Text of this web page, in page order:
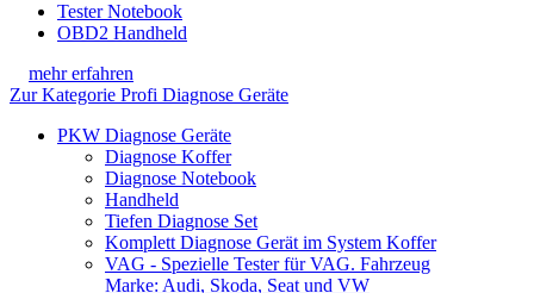
Tester Notebook
OBD2 Handheld
mehr erfahren
Zur Kategorie Profi Diagnose Geräte
PKW Diagnose Geräte
Diagnose Koffer
Diagnose Notebook
Handheld
Tiefen Diagnose Set
Komplett Diagnose Gerät im System Koffer
VAG - Spezielle Tester für VAG. Fahrzeug
Marke: Audi, Skoda, Seat und VW